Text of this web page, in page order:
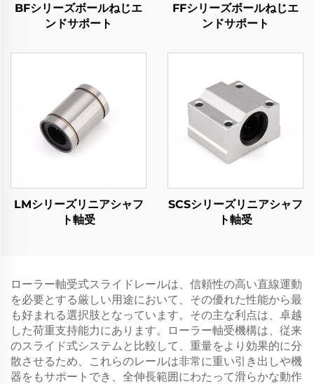
BFシリーズボールねじエ
ンドサポート
FFシリーズボールねじエ
ンドサポート
LMシリーズリニアシャフ
ト軸受
SCSシリーズリニアシャフ
ト軸受
ローラー軸受式スライドレールは、信頼性の高い直線運動
を必要とする厳しい用途において、その優れた性能から最
も好まれる選択肢となっています。その主な利点は、卓越
した荷重支持能力にあります。ローラー軸受機構は、従来
のスライド式システムと比較して、重量をより効果的に分
散させるため、これらのレールは非常に重い引き出しや機
器をもサポートでき、全伸長範囲にわたって滑らかな動作